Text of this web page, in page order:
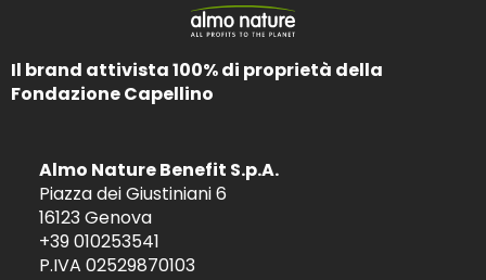
Il brand attivista 100% di proprietà della
Fondazione Capellino
Almo Nature Benefit S.p.A.
Piazza dei Giustiniani 6
16123 Genova
+39 010253541
P.IVA 02529870103